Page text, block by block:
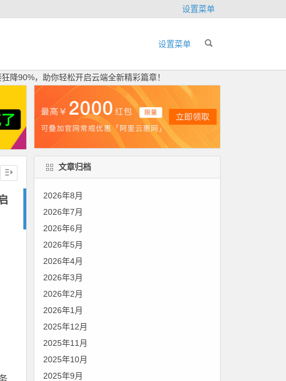
设置菜单
设置菜单
降90%，助你轻松开启云端全新精彩篇章！
文章归档
2026年8月
2026年7月
2026年6月
2026年5月
2026年4月
2026年3月
2026年2月
2026年1月
2025年12月
2025年11月
2025年10月
2025年9月